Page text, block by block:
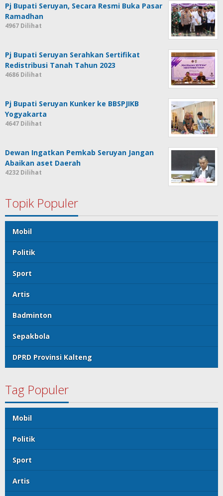
Pj Bupati Seruyan, Secara Resmi Buka Pasar
Ramadhan
4967 Dilihat
Pj Bupati Seruyan Serahkan Sertifikat
Redistribusi Tanah Tahun 2023
4686 Dilihat
Pj Bupati Seruyan Kunker ke BBSPJIKB
Yogyakarta
4647 Dilihat
Dewan Ingatkan Pemkab Seruyan Jangan
Abaikan aset Daerah
4232 Dilihat
Topik Populer
Mobil
Politik
Sport
Artis
Badminton
Sepakbola
DPRD Provinsi Kalteng
Tag Populer
Mobil
Politik
Sport
Artis